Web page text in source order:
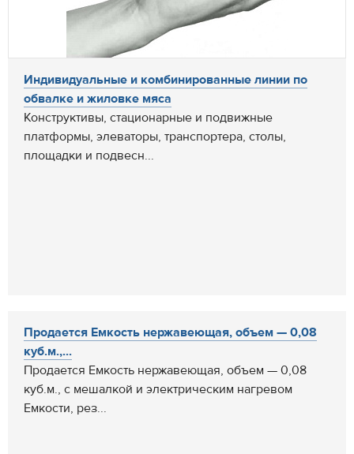
Индивидуальные и комбинированные линии по
обвалке и жиловке мяса
Конструктивы, стационарные и подвижные
платформы, элеваторы, транспортера, столы,
площадки и подвесн...
Продается Емкость нержавеющая, объем — 0,08
куб.м.,...
Продается Емкость нержавеющая, объем — 0,08
куб.м., с мешалкой и электрическим нагревом
Емкости, рез...